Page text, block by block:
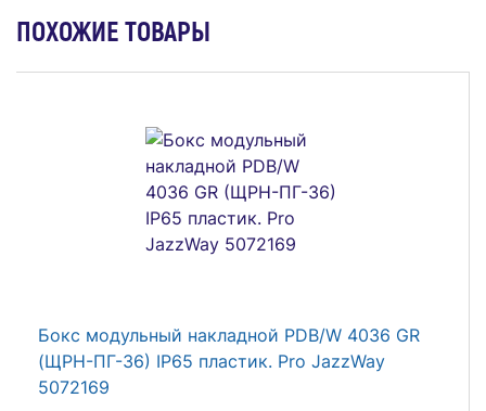
ПОХОЖИЕ ТОВАРЫ
Бокс модульный накладной PDB/W 4036 GR
(ЩРН-ПГ-36) IP65 пластик. Pro JazzWay
5072169